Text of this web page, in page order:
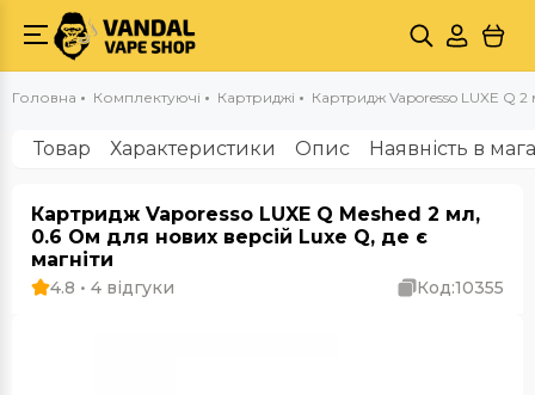
Головна Комплектуючі Картриджі Картридж Vaporesso LUXE Q
Товар Характеристики Опис Наявність в
Картридж Vaporesso LUXE Q Meshed 2 мл,
0.6 Ом для нових версій Luxe Q, де є
магніти
4.8 • 4 відгуки Код:10355